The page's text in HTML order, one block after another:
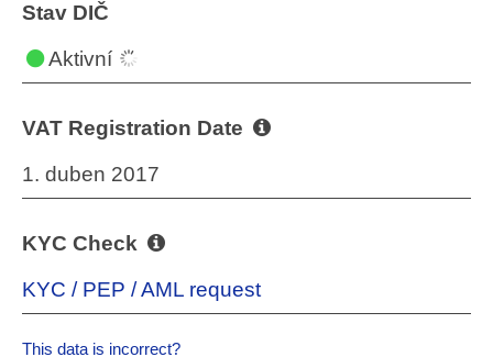
Stav DIČ
Aktivní
VAT Registration Date
1. duben 2017
KYC Check
KYC / PEP / AML request
This data is incorrect?